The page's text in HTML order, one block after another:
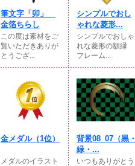
筆文字「卯」
金箔ちらし
この度は素材をご
覧いただきありが
とうござ...
シンプルでおし
ゃれな菱形...
シンプルでおしゃ
れな菱形の額縁
フレーム...
金メダル（1位）
メダルのイラスト
背景08_07（黒・
緑・...
いつもありがとう